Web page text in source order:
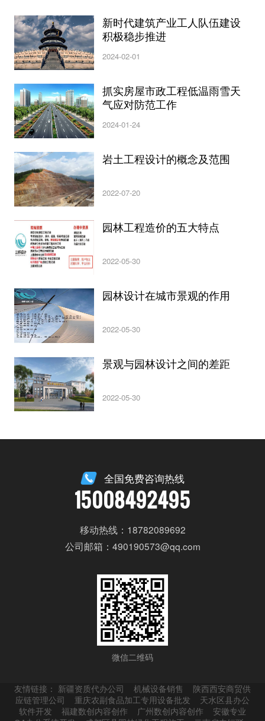
新时代建筑产业工人队伍建设
积极稳步推进
2024-02-01
抓实房屋市政工程低温雨雪天
气应对防范工作
2024-01-24
岩土工程设计的概念及范围
2022-07-20
园林工程造价的五大特点
2022-05-30
园林设计在城市景观的作用
2022-05-30
景观与园林设计之间的差距
2022-05-30
全国免费咨询热线
15008492495
移动热线：18782089692
公司邮箱：490190573@qq.com
微信二维码
友情链接： 新疆资质代办公司 机械设备销售
陕西西安商贸供
应链管理公司
重庆农副食品加工专用设备批发
天水区县办公
软件开发
福建数创内容创作 广州数创内容创作
安徽专业